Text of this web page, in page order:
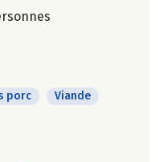
porc
Viande